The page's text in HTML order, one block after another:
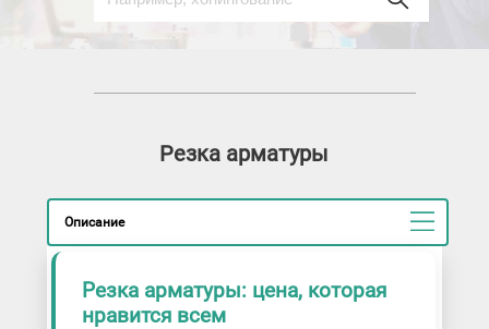
Резка арматуры
Описание
Резка арматуры: цена, которая
нравится всем